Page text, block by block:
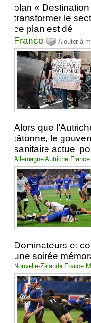
plan «
transformer le
ce plan est dé
France
Ajouter à
Alors que
tâtonne, le
sanitaire actuel
Allemagne Autriche France
Dominateurs et
une soirée
Nouvelle-Zélande France